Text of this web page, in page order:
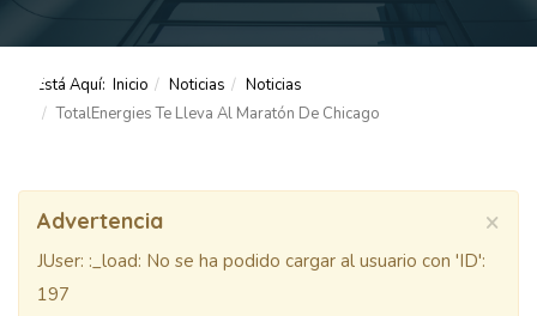
Está Aquí: Inicio Noticias
Noticias
TotalEnergies Te Lleva Al Maratón De Chicago
×
Advertencia
JUser: :_load: No se ha podido cargar al usuario con 'ID':
197